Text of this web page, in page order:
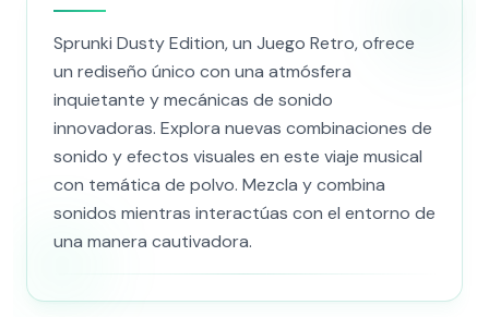
Sprunki Dusty Edition, un Juego Retro, ofrece
un rediseño único con una atmósfera
inquietante y mecánicas de sonido
innovadoras. Explora nuevas combinaciones de
sonido y efectos visuales en este viaje musical
con temática de polvo. Mezcla y combina
sonidos mientras interactúas con el entorno de
una manera cautivadora.